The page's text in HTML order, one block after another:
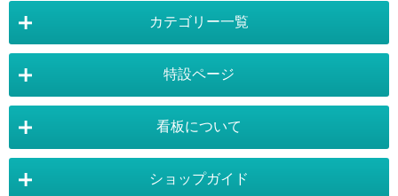
店舗詳細情報
運営会社 :株式会社トレード
〒454-0011 愛知県 名古屋市中川区山王4-5-10
カテゴリー一覧
スタンド看板：オプション バナースタンド
特設ページ
バナースタンド特設ページ 大型看板・突出看板特設ページ
看板について
ショップガイド